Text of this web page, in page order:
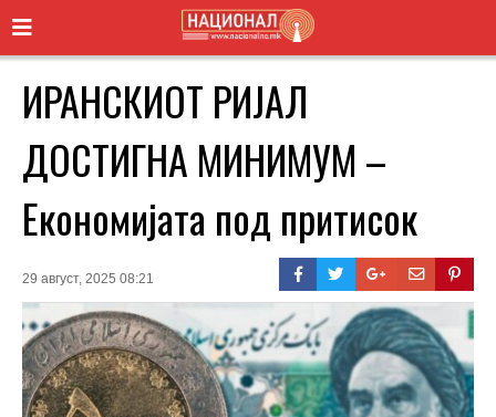
ИРАНСКИОТ РИЈАЛ
ДОСТИГНА МИНИМУМ –
Економијата под притисок
29 август, 2025 08:21